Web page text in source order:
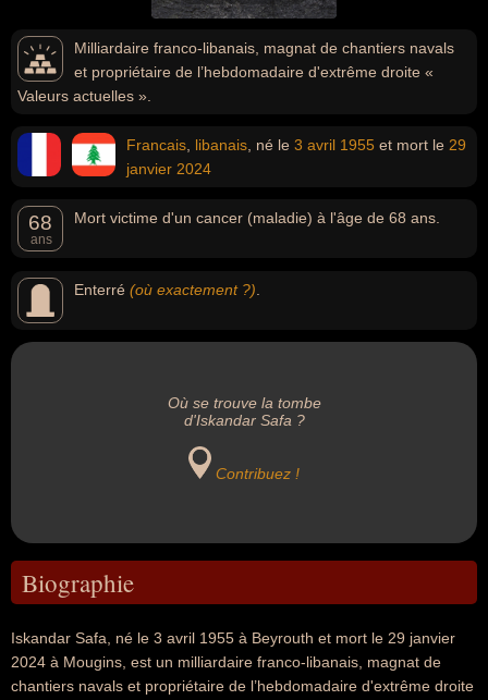
Milliardaire franco-libanais, magnat de chantiers navals
et propriétaire de l’hebdomadaire d'extrême droite «
Valeurs actuelles ».
Francais libanais , né le 3 avril 1955 et mort le 29
janvier 2024
68
ans
Mort victime d'un cancer (maladie) à l'âge de 68 ans.
Enterré (où exactement ?)
Où se trouve la tombe
d'Iskandar Safa ?
Contribuez !
Biographie
Iskandar Safa, né le 3 avril 1955 à Beyrouth et mort le 29 janvier
2024 à Mougins, est un milliardaire franco-libanais, magnat de
chantiers navals et propriétaire de l’hebdomadaire d'extrême droite